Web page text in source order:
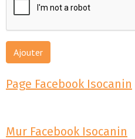
Ajouter
Page Facebook Isocanin
Mur Facebook Isocanin